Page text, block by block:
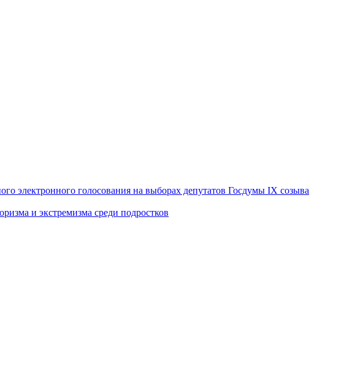
электронного голосования на выборах депутатов Госдумы IX созыва
и экстремизма среди подростков